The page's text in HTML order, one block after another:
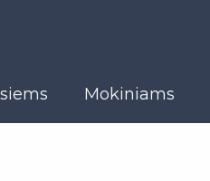
Mokiniams